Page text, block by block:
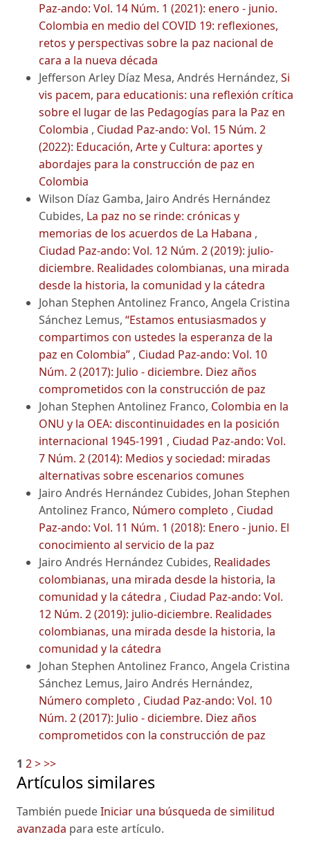
Paz-ando: Vol. 14 Núm. 1 (2021): enero - junio.
Colombia en medio del COVID 19: reflexiones,
retos y perspectivas sobre la paz nacional de
cara a la nueva década
Jefferson Arley Díaz Mesa, Andrés Hernández, Si
vis pacem, para educationis: una reflexión crítica
sobre el lugar de las Pedagogías para la Paz en
Colombia , Ciudad Paz-ando: Vol. 15 Núm. 2
(2022): Educación, Arte y Cultura: aportes y
abordajes para la construcción de paz en
Colombia
Wilson Díaz Gamba, Jairo Andrés Hernández
Cubides, La paz no se rinde: crónicas y
memorias de los acuerdos de La Habana ,
Ciudad Paz-ando: Vol. 12 Núm. 2 (2019): julio-
diciembre. Realidades colombianas, una mirada
desde la historia, la comunidad y la cátedra
Johan Stephen Antolinez Franco, Angela Cristina
Sánchez Lemus, “Estamos entusiasmados y
compartimos con ustedes la esperanza de la
paz en Colombia” , Ciudad Paz-ando: Vol. 10
Núm. 2 (2017): Julio - diciembre. Diez años
comprometidos con la construcción de paz
Johan Stephen Antolinez Franco, Colombia en la
ONU y la OEA: discontinuidades en la posición
internacional 1945-1991 , Ciudad Paz-ando: Vol.
7 Núm. 2 (2014): Medios y sociedad: miradas
alternativas sobre escenarios comunes
Jairo Andrés Hernández Cubides, Johan Stephen
Antolinez Franco, Número completo , Ciudad
Paz-ando: Vol. 11 Núm. 1 (2018): Enero - junio. El
conocimiento al servicio de la paz
Jairo Andrés Hernández Cubides, Realidades
colombianas, una mirada desde la historia, la
comunidad y la cátedra , Ciudad Paz-ando: Vol.
12 Núm. 2 (2019): julio-diciembre. Realidades
colombianas, una mirada desde la historia, la
comunidad y la cátedra
Johan Stephen Antolinez Franco, Angela Cristina
Sánchez Lemus, Jairo Andrés Hernández,
Número completo , Ciudad Paz-ando: Vol. 10
Núm. 2 (2017): Julio - diciembre. Diez años
comprometidos con la construcción de paz
1 2>>>
Artículos similares
También puedeIniciar una búsqueda de similitud
avanzada para este artículo.